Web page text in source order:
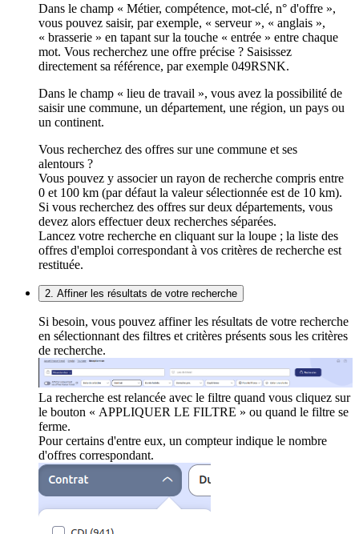
Dans le champ « Métier, compétence, mot-clé, n° d'offre »,
vous pouvez saisir, par exemple, « serveur », « anglais »,
« brasserie » en tapant sur la touche « entrée » entre chaque
mot. Vous recherchez une offre précise ? Saisissez
directement sa référence, par exemple 049RSNK.
Dans le champ « lieu de travail », vous avez la possibilité de
saisir une commune, un département, une région, un pays ou
un continent.
Vous recherchez des offres sur une commune et ses
alentours ?
Vous pouvez y associer un rayon de recherche compris entre
0 et 100 km (par défaut la valeur sélectionnée est de 10 km).
Si vous recherchez des offres sur deux départements, vous
devez alors effectuer deux recherches séparées.
Lancez votre recherche en cliquant sur la loupe ; la liste des
offres d'emploi correspondant à vos critères de recherche est
restituée.
2. Affiner les résultats de votre recherche
Si besoin, vous pouvez affiner les résultats de votre recherche
en sélectionnant des filtres et critères présents sous les critères
de recherche.
La recherche est relancée avec le filtre quand vous cliquez sur
le bouton « APPLIQUER LE FILTRE » ou quand le filtre se
ferme.
Pour certains d'entre eux, un compteur indique le nombre
d'offres correspondant.